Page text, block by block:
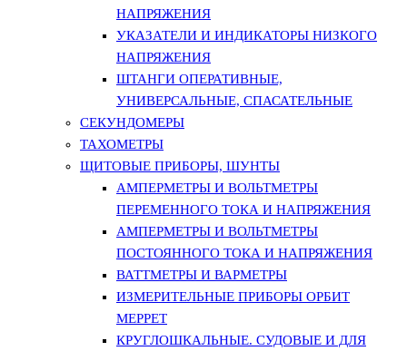
НАПРЯЖЕНИЯ
УКАЗАТЕЛИ И ИНДИКАТОРЫ НИЗКОГО
НАПРЯЖЕНИЯ
ШТАНГИ ОПЕРАТИВНЫЕ,
УНИВЕРСАЛЬНЫЕ, СПАСАТЕЛЬНЫЕ
СЕКУНДОМЕРЫ
ТАХОМЕТРЫ
ЩИТОВЫЕ ПРИБОРЫ, ШУНТЫ
АМПЕРМЕТРЫ И ВОЛЬТМЕТРЫ
ПЕРЕМЕННОГО ТОКА И НАПРЯЖЕНИЯ
АМПЕРМЕТРЫ И ВОЛЬТМЕТРЫ
ПОСТОЯННОГО ТОКА И НАПРЯЖЕНИЯ
ВАТТМЕТРЫ И ВАРМЕТРЫ
ИЗМЕРИТЕЛЬНЫЕ ПРИБОРЫ ОРБИТ
МЕРРЕТ
КРУГЛОШКАЛЬНЫЕ. СУДОВЫЕ И ДЛЯ